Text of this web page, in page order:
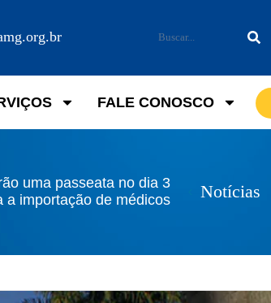
FALE CONOSCO
uma passeata no dia 3
a importação de médicos
Notícias